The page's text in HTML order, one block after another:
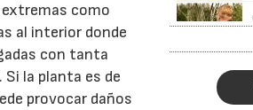
como
al interior donde
con tanta
la planta es de
provocar daños